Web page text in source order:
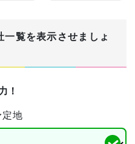
覧を表示させましょ
！
地